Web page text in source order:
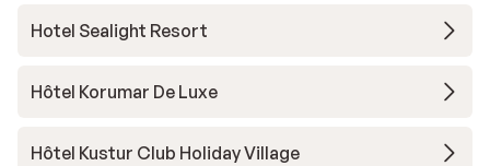
Hotel Sealight Resort
Hôtel Korumar De Luxe
Hôtel Kustur Club Holiday Village